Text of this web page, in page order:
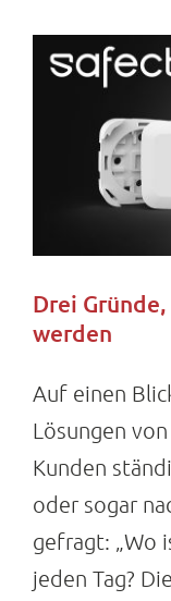
Drei
werden
Auf einen
Lösungen
Kunden
oder sogar
gefragt: „Wo
jeden Tag?